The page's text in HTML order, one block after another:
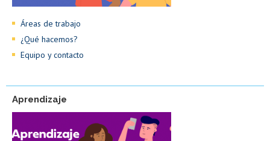
Áreas de trabajo
¿Qué hacemos?
Equipo y contacto
Aprendizaje